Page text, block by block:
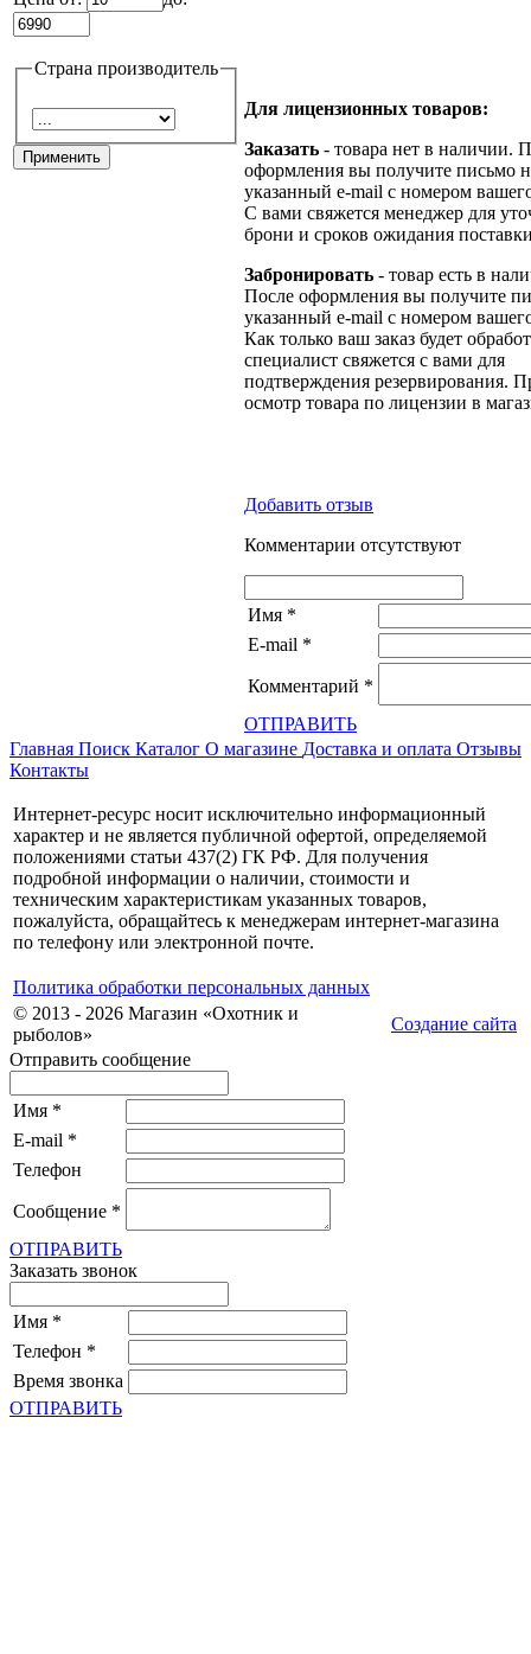
Страна производитель
Для лицензионных товаров:
Заказать - товара нет в наличии.
оформления вы получите письмо
указанный e-mail с номером
С вами свяжется менеджер для
брони и сроков ожидания
Забронировать - товар есть в
После оформления вы получите
указанный e-mail с номером
Как только ваш заказ будет
специалист свяжется с вами для
подтверждения резервирования.
осмотр товара по лицензии в
Добавить отзыв
Комментарии отсутствуют
Имя *
E-mail *
Комментарий *
ОТПРАВИТЬ
Главная Поиск Каталог О магазине Доставка и оплата Отзывы
Контакты
Интернет-ресурс носит исключительно информационный
характер и не является публичной офертой, определяемой
положениями статьи 437(2) ГК РФ. Для получения
подробной информации о наличии, стоимости и
техническим характеристикам указанных товаров,
пожалуйста, обращайтесь к менеджерам интернет-магазина
по телефону или электронной почте.
Политика обработки персональных данных
© 2013 - 2026 Магазин «Охотник и
рыболов»
Создание сайта
Отправить сообщение
Имя *
E-mail *
Телефон
Сообщение *
ОТПРАВИТЬ
Заказать звонок
Имя *
Телефон *
Время звонка
ОТПРАВИТЬ